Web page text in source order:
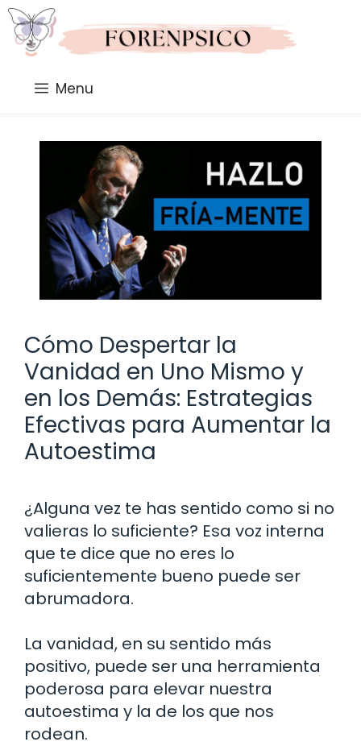
Saltar
al
contenido
Menu
Cómo Despertar la
Vanidad en Uno Mismo y
en los Demás: Estrategias
Efectivas para Aumentar la
Autoestima
¿Alguna vez te has sentido como si no
valieras lo suficiente? Esa voz interna
que te dice que no eres lo
suficientemente bueno puede ser
abrumadora.
La vanidad, en su sentido más
positivo, puede ser una herramienta
poderosa para elevar nuestra
autoestima y la de los que nos
rodean.